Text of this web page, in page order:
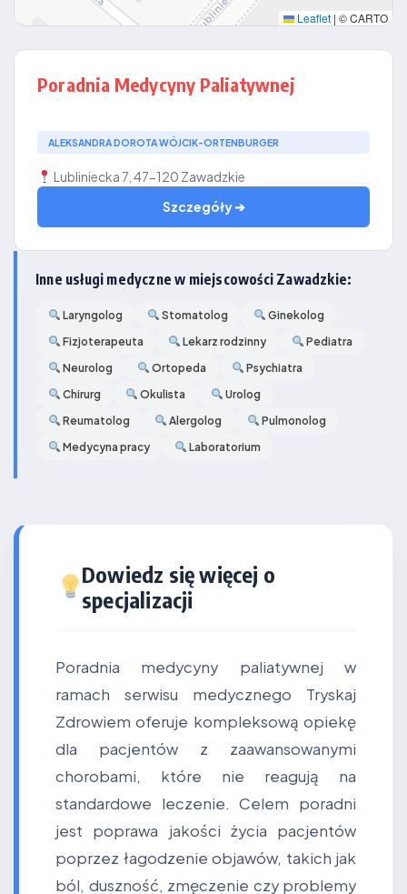
Leaflet | © CARTO
Poradnia Medycyny Paliatywnej
ALEKSANDRA DOROTA WÓJCIK-ORTENBURGER
Lubliniecka 7, 47-120 Zawadzkie
Szczegóły ➔
Inne usługi medyczne w miejscowości Zawadzkie:
Laryngolog Stomatolog
Ginekolog
Fizjoterapeuta
Lekarz rodzinny
Pediatra
Neurolog
Ortopeda
Psychiatra
Chirurg
Okulista
Urolog
Reumatolog
Alergolog
Pulmonolog
Medycyna pracy
Laboratorium
Dowiedz się więcej o
specjalizacji
Poradnia medycyny paliatywnej w
ramach serwisu medycznego Tryskaj
Zdrowiem oferuje kompleksową opiekę
dla pacjentów z zaawansowanymi
chorobami, które nie reagują na
standardowe leczenie. Celem poradni
jest poprawa jakości życia pacjentów
poprzez łagodzenie objawów, takich jak
ból, duszność, zmęczenie czy problemy